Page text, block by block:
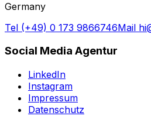
Germany
Tel (+49) 0 173 9866746Mail
Social Media Agentur
LinkedIn
Instagram
Impressum
Datenschutz